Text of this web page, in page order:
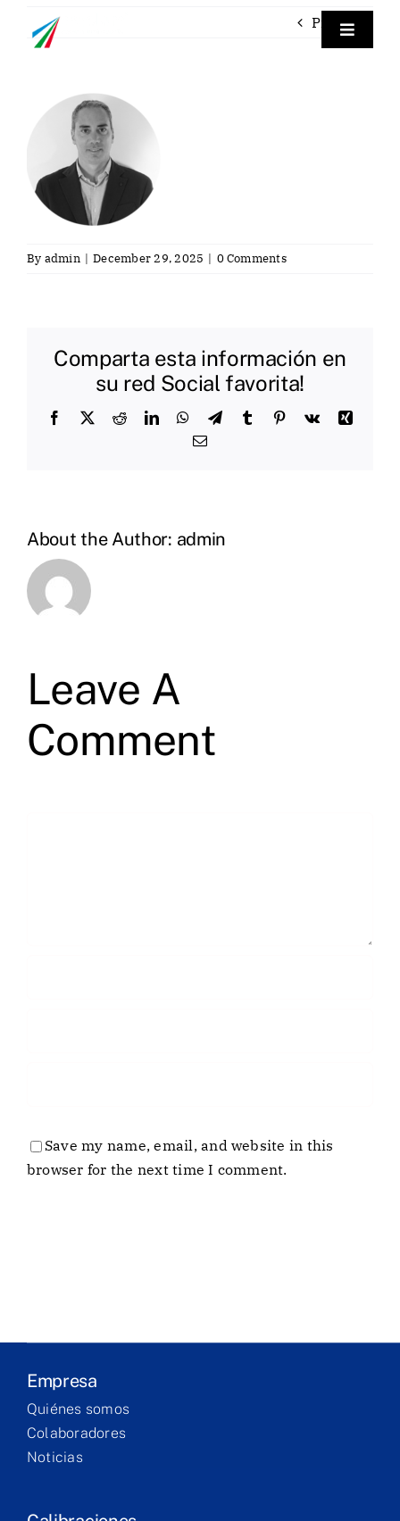
Toggle
Previous
By admin | December 29, 2025 | 0 Comments
Comparta esta información en
su red Social favorita!
Facebook
X RedditLinkedInWhatsApp
TelegramTumblr Pinterest
Vk
Xing
Email
About the Author: admin
Leave A
Comment
Save my name, email, and website in this
browser for the next time I comment.
Empresa
Quiénes somos
Colaboradores
Noticias